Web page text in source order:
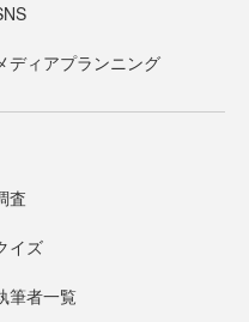
ディアプランニング
査
イズ
筆者一覧